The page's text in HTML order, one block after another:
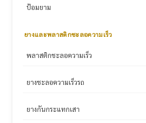
ป้อมยาม
ยางและพลาสติกชะลอความเร็ว
พลาสติกชะลอความเร็ว
ยางชะลอความเร็วรถ
ยางกันกระแทกเสา